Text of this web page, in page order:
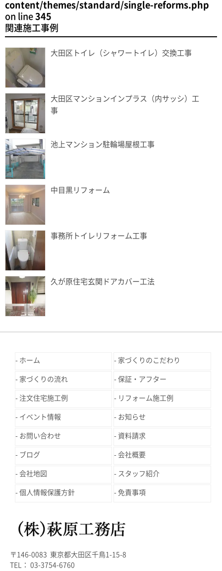
content/themes/standard/single-reforms.php
on line 345
関連施工事例
大田区トイレ（シャワートイレ）交換工事
大田区マンションインプラス（内サッシ）工
事
池上マンション駐輪場屋根工事
中目黒リフォーム
事務所トイレリフォーム工事
久が原住宅玄関ドアカバー工法
ホーム 家づくりのこだわり
家づくりの流れ 保証・アフター
注文住宅施工例 リフォーム施工例
イベント情報 お知らせ
お問い合わせ 資料請求
ブログ 会社概要
会社地図 スタッフ紹介
個人情報保護方針 免責事項
〒146-0083 東京都大田区千鳥1-15-8
TEL： 03-3754-6760